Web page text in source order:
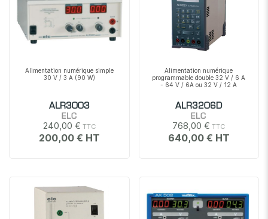
Alimentation numérique simple
30 V / 3 A (90 W)
ALR3003
ELC
240,00 €
200,00 €
Alimentation numérique
programmable double 32 V / 6 A
- 64 V / 6A ou 32 V / 12 A
ALR3206D
ELC
768,00 €
640,00 €